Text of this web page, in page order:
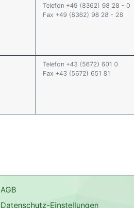
Telefon +49 (8362) 98 28 - 0
Fax +49 (8362) 98 28 - 28
Telefon +43 (5672) 601 0
Fax +43 (5672) 651 81
AGB
Datenschutz-Einstellungen